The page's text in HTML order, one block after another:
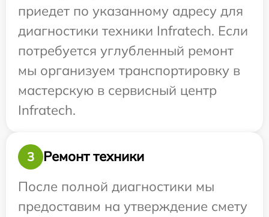
приедет по указанному адресу для
диагностики техники Infratech. Если
потребуется углубленный ремонт
мы организуем транспортировку в
мастерскую в сервисный центр
Infratech.
3
Ремонт техники
После полной диагностики мы
предоставим на утверждение смету